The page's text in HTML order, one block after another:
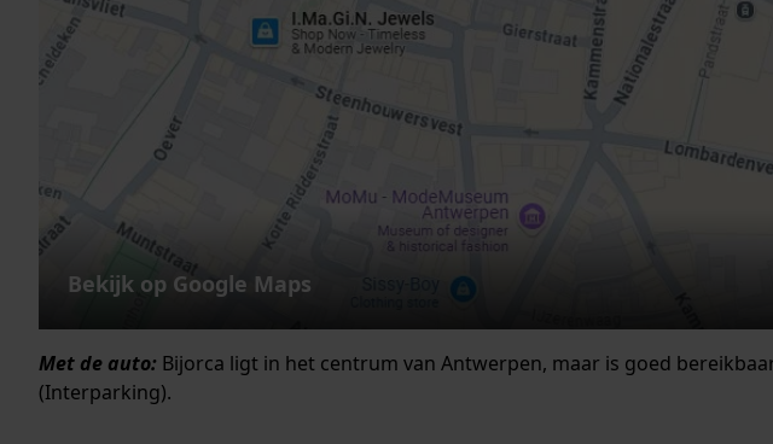
Bekijk op Google Maps
Met de auto: Bijorca ligt in het centrum van Antwerpen, maar is goed
(Interparking).